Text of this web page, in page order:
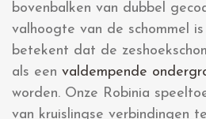
bovenbalken van dubbel
valhoogte van de schommel is
betekent dat de
als een valdempende
worden. Onze Robinia
van kruislingse verbindingen